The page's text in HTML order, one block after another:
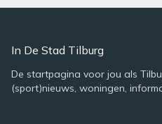
In De Stad Tilburg
De startpagina voor jou als
(sport)nieuws, woningen,